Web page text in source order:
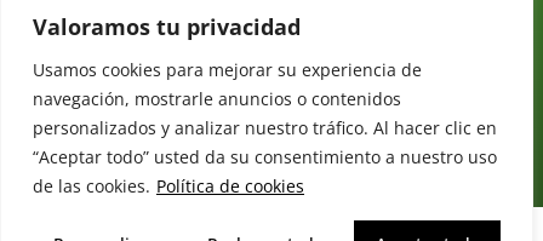
Valoramos tu privacidad
Usamos cookies para mejorar su experiencia de
navegación, mostrarle anuncios o contenidos
personalizados y analizar nuestro tráfico. Al hacer clic en
“Aceptar todo” usted da su consentimiento a nuestro uso
de las cookies. Política de cookies
Sevilla.
Tel: (+34) 954
25 88 51
redaccion@revistamercados.com
SUSCRIPCIÓN
NUESTRO
TELEGRAM
CONTACTO
DIRECTORIO
Starenlared